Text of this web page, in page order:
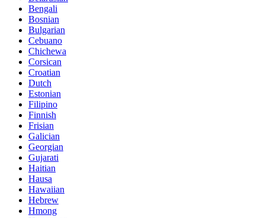
Bengali
Bosnian
Bulgarian
Cebuano
Chichewa
Corsican
Croatian
Dutch
Estonian
Filipino
Finnish
Frisian
Galician
Georgian
Gujarati
Haitian
Hausa
Hawaiian
Hebrew
Hmong